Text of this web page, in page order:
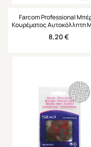
Farcom Professional
Κουρέματος Αυτοκόλλητη
8,20€